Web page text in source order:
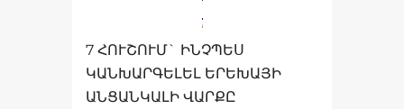
7 ՀՈՒՇՈՒՄ` ԻՆՉՊԵՍ
ԿԱՆԽԱՐԳԵԼԵԼ ԵՐԵԽԱՅԻ
ԱՆՑԱՆԿԱԼԻ ՎԱՐՔԸ